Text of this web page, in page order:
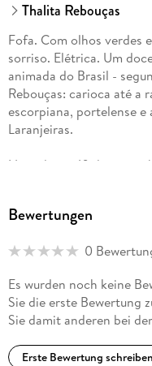
Thalita Rebouças
Fofa. Com olhos verdes
sorriso. Elétrica. Um
animada do Brasil -
Rebouças: carioca até a
escorpiana, portelense
Laranjeiras.
Nascida em 10 de
adolescentes de todo
ultrapassam fácil a
Fala sério que você
Bewertungen
0
Es wurden noch keine
Sie die erste Bewertung
Sie damit anderen bei
Erste Bewertung schreiben